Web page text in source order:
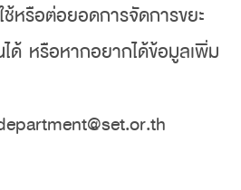
ช้หรือต่อยอดการจัดการขยะ
ด้ หรือหากอยากได้ข้อมูลเพิ่ม